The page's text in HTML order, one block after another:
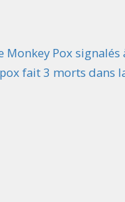
Monkey Pox signalés
fait 3 morts dans